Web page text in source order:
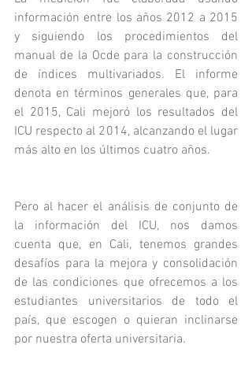
información entre los años 2012 a 2015
y siguiendo los procedimientos del
manual de la Ocde para la construcción
de índices multivariados. El informe
denota en términos generales que, para
el 2015, Cali mejoró los resultados del
ICU respecto al 2014, alcanzando el lugar
más alto en los últimos cuatro años.
Pero al hacer el análisis de conjunto de
la información del ICU, nos damos
cuenta que, en Cali, tenemos grandes
desafíos para la mejora y consolidación
de las condiciones que ofrecemos a los
estudiantes universitarios de todo el
país, que escogen o quieran inclinarse
por nuestra oferta universitaria.